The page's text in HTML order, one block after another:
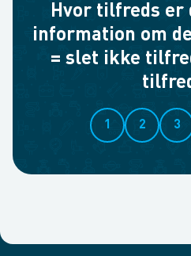
Hvor tilfreds er
information om
= slet ikke
1 2 3